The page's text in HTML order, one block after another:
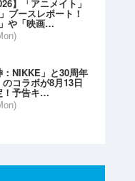
】「アニメイト」
ブースレポート！
や「映画…
：NIKKE」と30周年
のコラボが8月13日
！予告キ…